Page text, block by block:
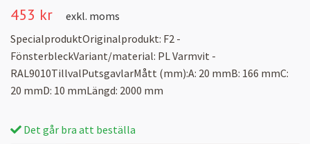
453 kr
exkl. moms
SpecialproduktOriginalprodukt: F2 -
FönsterbleckVariant/material: PL Varmvit -
RAL9010TillvalPutsgavlarMått (mm):A: 20 mmB: 166 mmC:
20 mmD: 10 mmLängd: 2000 mm
Det går bra att beställa